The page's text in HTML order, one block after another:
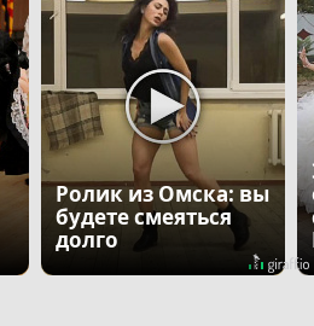
Ролик из Омска: вы
будете смеяться
долго